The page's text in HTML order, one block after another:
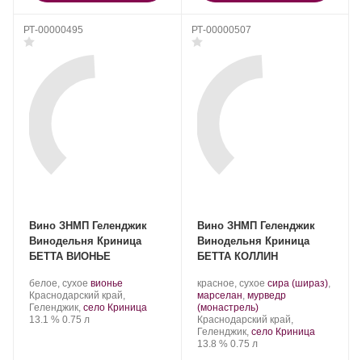
РТ-00000495
Вино ЗНМП Геленджик
Винодельня Криница
БЕТТА ВИОНЬЕ
Производитель:
Криница.
белое, сухое .
Сорт
винограда:
вионье
Регион:
Краснодарский край,
Геленджик, село Криница
Крепость
13.1 %. Объем
0.75 л
РТ-00000507
Вино ЗНМП Геленджик
Винодельня Криница
БЕТТА КОЛЛИН
Производитель:
Криница.
красное, сухое .
Сорт
сира (шираз),
марселан, мурведр
(монастрель).
Регион:
Краснодарский край,
Геленджик, село Криница
Крепость
13.8 %. Объем
0.75 л